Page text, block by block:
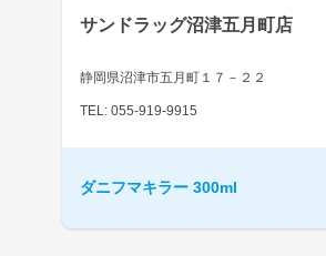
サンドラッグ沼津五月町店
静岡県沼津市五月町１７－２２
TEL: 055-919-9915
ダニフマキラー 300ml